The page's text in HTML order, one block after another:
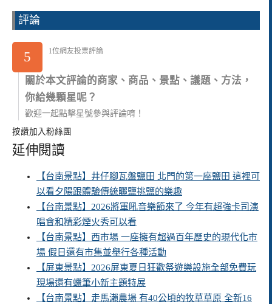
評論
5 1位網友投票評論
關於本文評論的商家、商品、景點、議題、方法，
你給幾顆星呢？
歡迎一起點擊星號參與評論唷！
按讚加入粉絲團
延伸閱讀
【台南景點】井仔腳瓦盤鹽田 北門的第一座鹽田 這裡可
以看夕陽跟體驗傳統曬鹽挑鹽的樂趣
【台南景點】2026將軍吼音樂節來了 今年有超強卡司演
唱會和精彩煙火秀可以看
【台南景點】西市場 一座擁有超過百年歷史的現代化市
場 假日還有市集並舉行各種活動
【屏東景點】2026屏東夏日狂歡祭遊樂設施全部免費玩
現場還有蠟筆小新主題特展
【台南景點】走馬瀨農場 有40公頃的牧草草原 全新16